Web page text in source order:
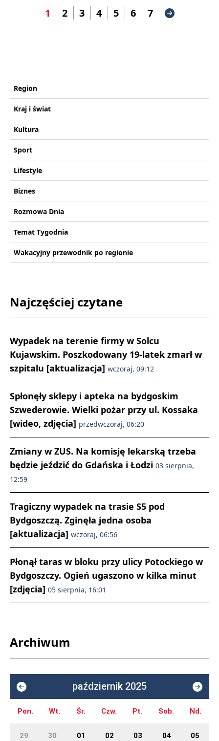
1 2 3 4 5 6 7
Region
Kraj i świat
Kultura
Sport
Lifestyle
Biznes
Rozmowa Dnia
Temat Tygodnia
Wakacyjny przewodnik po regionie
Najczęściej czytane
Wypadek na terenie firmy w Solcu
Kujawskim. Poszkodowany 19-latek zmarł w
szpitalu [aktualizacja] wczoraj, 09:12
Spłonęły sklepy i apteka na bydgoskim
Szwederowie. Wielki pożar przy ul. Kossaka
[wideo, zdjęcia] przedwczoraj, 06:20
Zmiany w ZUS. Na komisję lekarską trzeba
będzie jeździć do Gdańska i Łodzi 03 sierpnia,
12:59
Tragiczny wypadek na trasie S5 pod
Bydgoszczą. Zginęła jedna osoba
[aktualizacja] wczoraj, 06:56
Płonął taras w bloku przy ulicy Potockiego w
Bydgoszczy. Ogień ugaszono w kilka minut
[zdjęcia] 05 sierpnia, 16:01
Archiwum
październik 2025
Pon. Wt. Śr. Czw. Pt. Sob. Nd.
29 30 01 02 03 04 05